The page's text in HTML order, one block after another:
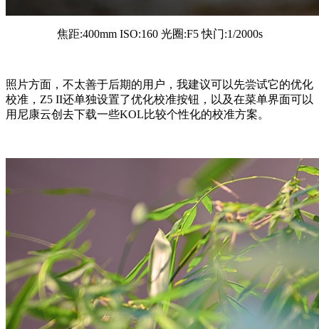
焦距:400mm ISO:160 光圈:F5 快门:1/2000s
照片方面，不太善于后期的用户，我建议可以先尝试它的优化
校准，Z5 II还单独设置了优化校准按钮，以及在菜单界面可以
用尼康云创去下载一些KOL比较个性化的校准方案。